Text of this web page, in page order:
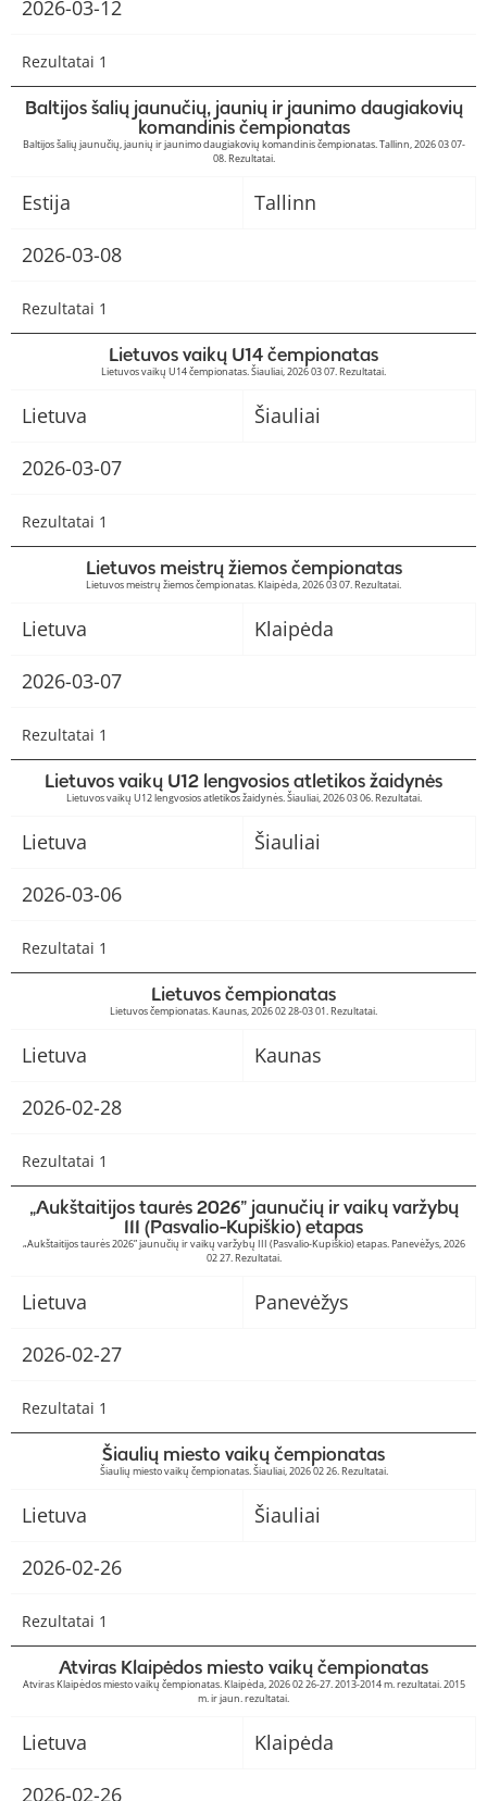
2026-03-12
Rezultatai 1
Baltijos šalių jaunučių, jaunių ir jaunimo daugiakovių
komandinis čempionatas
Baltijos šalių jaunučių, jaunių ir jaunimo daugiakovių komandinis čempionatas. Tallinn, 2026 03 07-
08. Rezultatai.
Estija
Tallinn
2026-03-08
Rezultatai 1
Lietuvos vaikų U14 čempionatas
Lietuvos vaikų U14 čempionatas. Šiauliai, 2026 03 07. Rezultatai.
Lietuva
Šiauliai
2026-03-07
Rezultatai 1
Lietuvos meistrų žiemos čempionatas
Lietuvos meistrų žiemos čempionatas. Klaipėda, 2026 03 07. Rezultatai.
Lietuva
Klaipėda
2026-03-07
Rezultatai 1
Lietuvos vaikų U12 lengvosios atletikos žaidynės
Lietuvos vaikų U12 lengvosios atletikos žaidynės. Šiauliai, 2026 03 06. Rezultatai.
Lietuva
Šiauliai
2026-03-06
Rezultatai 1
Lietuvos čempionatas
Lietuvos čempionatas. Kaunas, 2026 02 28-03 01. Rezultatai.
Lietuva
Kaunas
2026-02-28
Rezultatai 1
„Aukštaitijos taurės 2026” jaunučių ir vaikų varžybų
III (Pasvalio-Kupiškio) etapas
„Aukštaitijos taurės 2026” jaunučių ir vaikų varžybų III (Pasvalio-Kupiškio) etapas. Panevėžys, 2026
02 27. Rezultatai.
Lietuva
Panevėžys
2026-02-27
Rezultatai 1
Šiaulių miesto vaikų čempionatas
Šiaulių miesto vaikų čempionatas. Šiauliai, 2026 02 26. Rezultatai.
Lietuva
Šiauliai
2026-02-26
Rezultatai 1
Atviras Klaipėdos miesto vaikų čempionatas
Atviras Klaipėdos miesto vaikų čempionatas. Klaipėda, 2026 02 26-27. 2013-2014 m. rezultatai. 2015
m. ir jaun. rezultatai.
Lietuva
Klaipėda
2026-02-26